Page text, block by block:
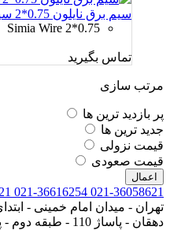
سیم برق نایلون 0.75*2 سیمیا
Simia Wire 2*0.75
تماس بگیرید
مرتب سازی
پر بازدید ترین ها
جدید ترین ها
قیمت نزولی
قیمت صعودی
اعمال
021-36058621
021-36616254
تهران - میدان امام خمینی -
دهقان - پاساژ 110 - طبقه دوم - پلاک 15